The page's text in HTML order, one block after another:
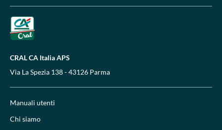
CRAL CA Italia APS
Via La Spezia 138 - 43126 Parma
Manuali utenti
Chi siamo